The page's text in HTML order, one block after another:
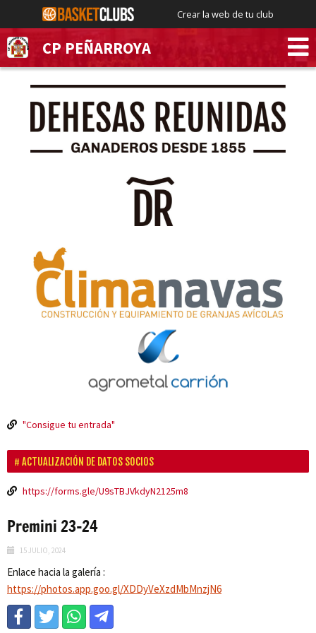
Crear la web de tu club
CP PEÑARROYA
"Consigue tu entrada"
ACTUALIZACIÓN DE DATOS SOCIOS
https://forms.gle/U9sTBJVkdyN2125m8
Premini 23-24
15 JULIO, 2024
Enlace hacia la galería :
https://photos.app.goo.gl/XDDyVeXzdMbMnzjN6